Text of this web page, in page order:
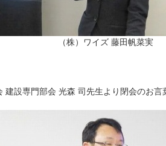
（株）ワイズ 藤田帆菜実
設専門部会 光森 司先生より閉会のお言